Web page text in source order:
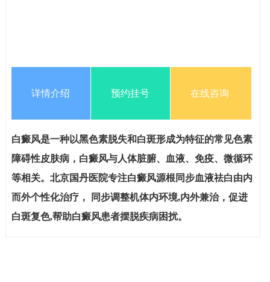
详情介绍 预约挂号 在线咨询
白癜风是一种以黑色素脱失和白斑形成为特征的常见色素
障碍性皮肤病，白癜风与人体脏腑、血液、免疫、微循环
等相关。北京国丹医院专注白癜风源根同步血液祛白由内
而外个性化治疗， 同步调整机体内环境,内外兼治，促进
白斑复色,帮助白癜风患者摆脱疾病困扰。